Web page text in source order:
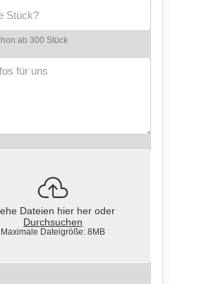
ab 300 Stück
Dateien hier her oder
Durchsuchen
Maximale Dateigröße: 8MB